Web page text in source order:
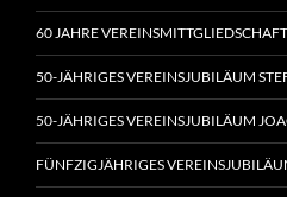
60 JAHRE VEREINSMITTGLIEDSCHAFT
50-JÄHRIGES VEREINSJUBILÄUM
50-JÄHRIGES VEREINSJUBILÄUM
FÜNFZIGJÄHRIGES